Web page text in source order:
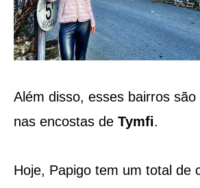
Além disso, esses bairros
nas encostas de Tymfi.
Hoje, Papigo tem um total de